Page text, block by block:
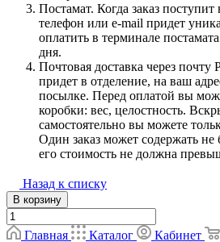
Постамат. Когда заказ
телефон или e-mail придет
оплатить в терминале
дня.
Почтовая доставка через почту
придет в отделение, на ваш
посылке. Перед оплатой вы
коробки: вес, целостность.
самостоятельно вы можете
Один заказ может содержать
его стоимость не должна
Назад к списку
В корзину
Главная Каталог Кабинет